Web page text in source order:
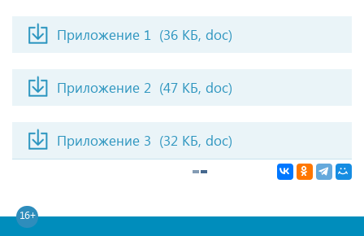
Приложение 1 (36 КБ, doc)
Приложение 2 (47 КБ, doc)
Приложение 3 (32 КБ, doc)
16+